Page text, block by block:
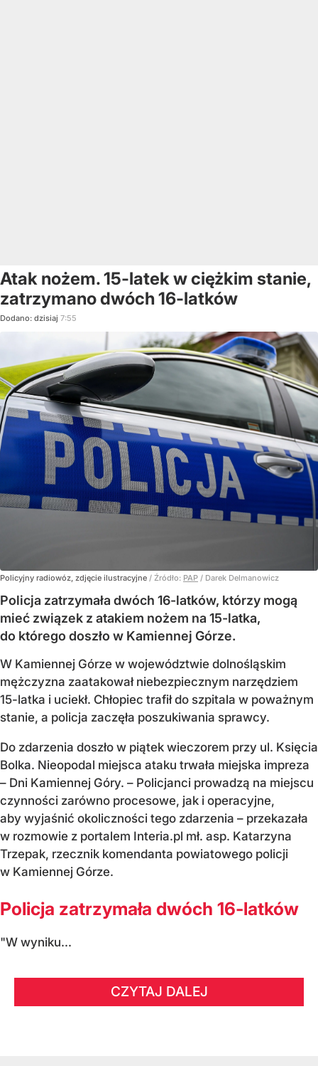
Atak nożem. 15-latek w ciężkim stanie,
zatrzymano dwóch 16-latków
Dodano: dzisiaj 7:55
Policyjny radiowóz, zdjęcie ilustracyjne / Źródło: PAP / Darek Delmanowicz
Policja zatrzymała dwóch 16-latków, którzy mogą
mieć związek z atakiem nożem na 15-latka,
do którego doszło w Kamiennej Górze.
W Kamiennej Górze w województwie dolnośląskim
mężczyzna zaatakował niebezpiecznym narzędziem
15-latka i uciekł. Chłopiec trafił do szpitala w poważnym
stanie, a policja zaczęła poszukiwania sprawcy.
Do zdarzenia doszło w piątek wieczorem przy ul. Księcia
Bolka. Nieopodal miejsca ataku trwała miejska impreza
– Dni Kamiennej Góry. – Policjanci prowadzą na miejscu
czynności zarówno procesowe, jak i operacyjne,
aby wyjaśnić okoliczności tego zdarzenia – przekazała
w rozmowie z portalem Interia.pl mł. asp. Katarzyna
Trzepak, rzecznik komendanta powiatowego policji
w Kamiennej Górze.
Policja zatrzymała dwóch 16-latków
"W wyniku...
CZYTAJ DALEJ